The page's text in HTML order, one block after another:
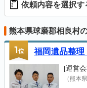
依頼内容を選択す
熊本県球磨郡相良村
1位 福岡遺品整
[運営
（熊本